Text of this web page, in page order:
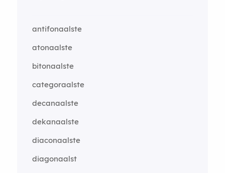
antifonaalste
atonaalste
bitonaalste
categoraalste
decanaalste
dekanaalste
diaconaalste
diagonaalst